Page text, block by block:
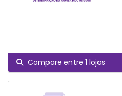
Compare entre 1 lojas